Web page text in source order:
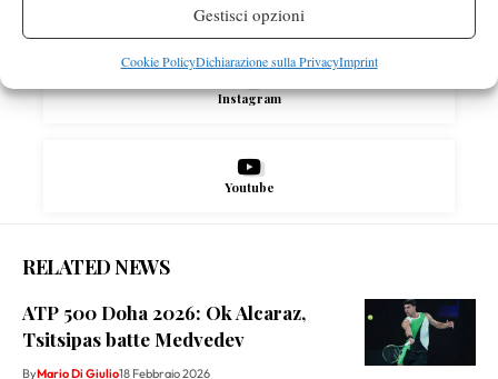
Gestisci opzioni
Cookie PolicyDichiarazione sulla PrivacyImprint
X
Instagram
Youtube
RELATED NEWS
ATP 500 Doha 2026: Ok Alcaraz,
Tsitsipas batte Medvedev
ByMario Di Giulio18 Febbraio 2026